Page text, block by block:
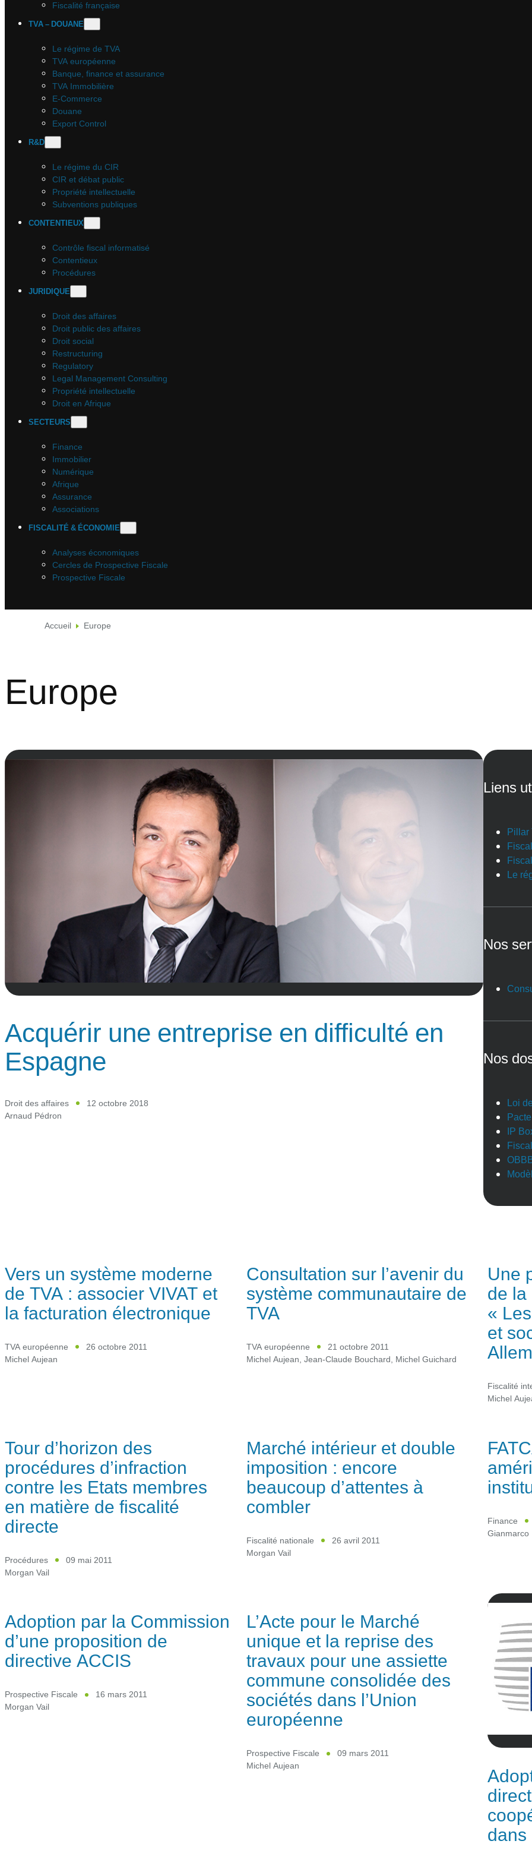
Fiscalité française
TVA – DOUANE
Le régime de TVA
TVA européenne
Banque, finance et assurance
TVA Immobilière
E-Commerce
Douane
Export Control
R&D
Le régime du CIR
CIR et débat public
Propriété intellectuelle
Subventions publiques
CONTENTIEUX
Contrôle fiscal informatisé
Contentieux
Procédures
JURIDIQUE
Droit des affaires
Droit public des affaires
Droit social
Restructuring
Regulatory
Legal Management Consulting
Propriété intellectuelle
Droit en Afrique
SECTEURS
Finance
Immobilier
Numérique
Afrique
Assurance
Associations
FISCALITÉ & ÉCONOMIE
Analyses économiques
Cercles de Prospective Fiscale
Prospective Fiscale
Accueil Europe
Europe
Acquérir une entreprise en difficulté en
Espagne
Droit des affaires
12 octobre 2018
Arnaud Pédron
Liens
Pillar
Le
Nos
Nos
Loi
IP
Vers un système moderne
de TVA : associer VIVAT et
la facturation électronique
TVA européenne
26 octobre 2011
Michel Aujean
Consultation sur l’avenir du
système communautaire de
TVA
TVA européenne
21 octobre 2011
Michel Aujean, Jean-Claude Bouchard, Michel Guichard
Une
de la
«
et
Fiscalité
Michel
Tour d’horizon des
procédures d’infraction
contre les Etats membres
en matière de fiscalité
directe
Procédures
09 mai 2011
Morgan Vail
Marché intérieur et double
imposition : encore
beaucoup d’attentes à
combler
Fiscalité nationale
26 avril 2011
Morgan Vail
Finance
Gianmarco
Adoption par la Commission
d’une proposition de
directive ACCIS
Prospective Fiscale
16 mars 2011
Morgan Vail
L’Acte pour le Marché
unique et la reprise des
travaux pour une assiette
commune consolidée des
sociétés dans l’Union
européenne
Prospective Fiscale
09 mars 2011
Michel Aujean